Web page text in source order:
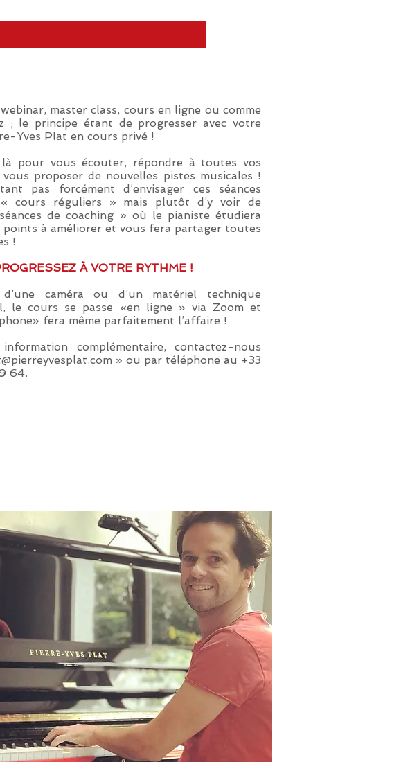
master class, cours en ligne ou comme
; le principe étant de progresser avec votre
Yves Plat en cours privé !
là pour vous écouter, répondre à toutes vos
proposer de nouvelles pistes musicales !
pas forcément d’envisager ces séances
« cours réguliers » mais plutôt d’y voir de
de coaching » où le pianiste étudiera
points à améliorer et vous fera partager toutes
!
À VOTRE RYTHME !
caméra ou d’un matériel technique
le cours se passe «en ligne » via Zoom et
fera même parfaitement l’affaire !
complémentaire, contactez-nous
» ou par téléphone au +33
64.